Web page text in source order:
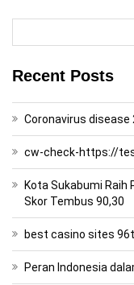
Recent Posts
Coronavirus disease
cw-check-https://
Kota Sukabumi Raih
Skor Tembus 90,30
best casino sites
Peran Indonesia